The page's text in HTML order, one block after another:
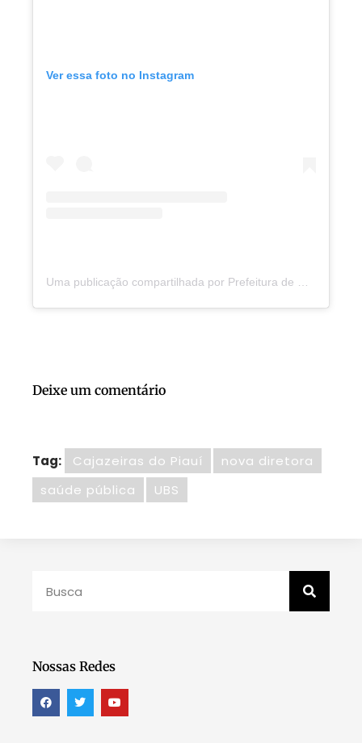
Ver essa foto no Instagram
Uma publicação compartilhada por Prefeitura de Cajazeiras do PI (@prefeituradecajazeiraspi)
Deixe um comentário
Tag: Cajazeiras do Piauí
nova diretora
saúde pública
UBS
Nossas Redes